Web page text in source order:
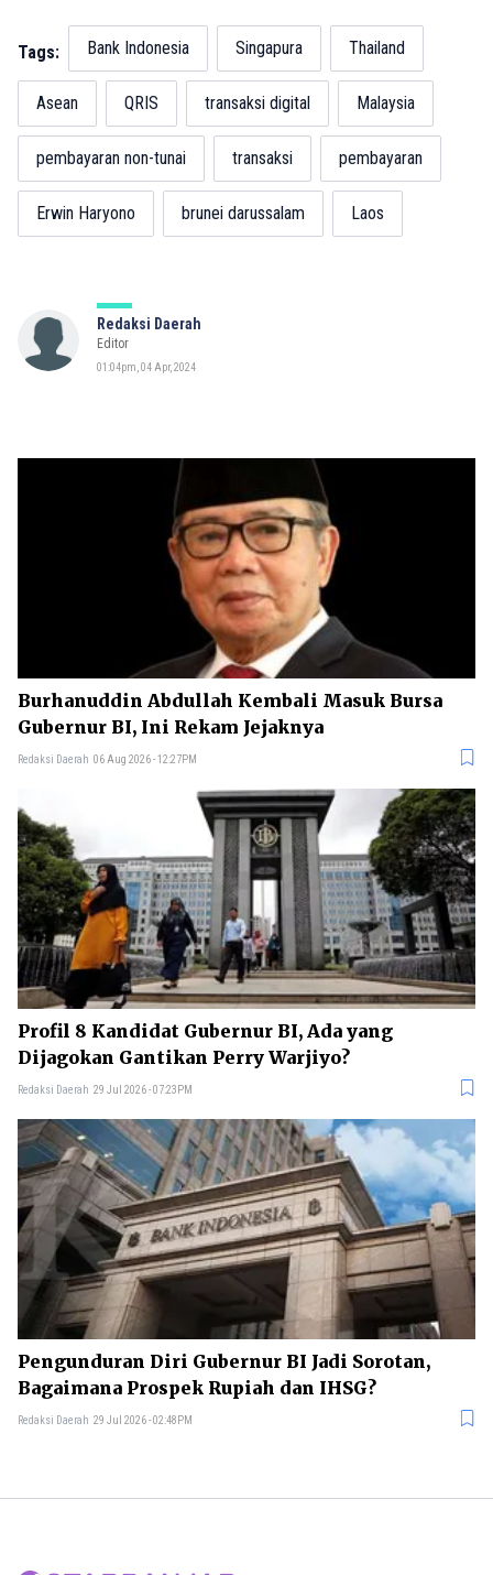
Tags: Bank Indonesia Singapura Thailand
Asean QRIS transaksi digital Malaysia
pembayaran non-tunai transaksi pembayaran
Erwin Haryono brunei darussalam Laos
Redaksi Daerah
Editor
01:04pm, 04 Apr, 2024
Burhanuddin Abdullah Kembali Masuk Bursa
Gubernur BI, Ini Rekam Jejaknya
Redaksi Daerah 06 Aug 2026 - 12:27PM
Profil 8 Kandidat Gubernur BI, Ada yang
Dijagokan Gantikan Perry Warjiyo?
Redaksi Daerah 29 Jul 2026 - 07:23PM
Pengunduran Diri Gubernur BI Jadi Sorotan,
Bagaimana Prospek Rupiah dan IHSG?
Redaksi Daerah 29 Jul 2026 - 02:48PM